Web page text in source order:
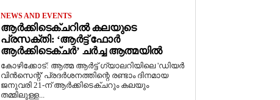
NEWS AND EVENTS
ആർക്കിടെക്ചറിൽ കലയുടെ
പ്രസക്തി: ‘ആർട്ട് ഫോർ
ആർക്കിടെക്ചർ’ ചർച്ച ആത്മയിൽ
​കോഴിക്കോട്: ആത്മ ആർട്ട് ഗ്യാലറിയിലെ 'ഡിയർ
വിൻസെന്റ്' പ്രദർശനത്തിന്റെ രണ്ടാം ദിനമായ
ജനുവരി 21-ന് ആർക്കിടെക്ചറും കലയും
തമ്മിലുള്ള...